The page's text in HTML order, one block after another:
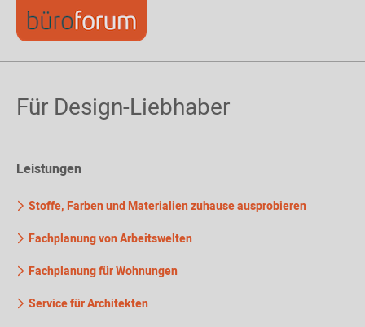
Für Design-Liebhaber
Leistungen
Stoffe, Farben und Materialien zuhause ausprobieren
Fachplanung von Arbeitswelten
Fachplanung für Wohnungen
Service für Architekten